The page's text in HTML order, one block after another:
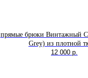
прямые брюки Винтажный
Grey) из плотной
12 000 р.